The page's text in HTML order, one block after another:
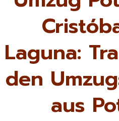
Laguna:
den
aus